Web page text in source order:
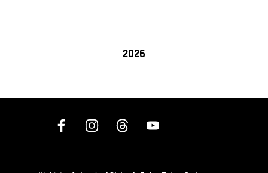
2026